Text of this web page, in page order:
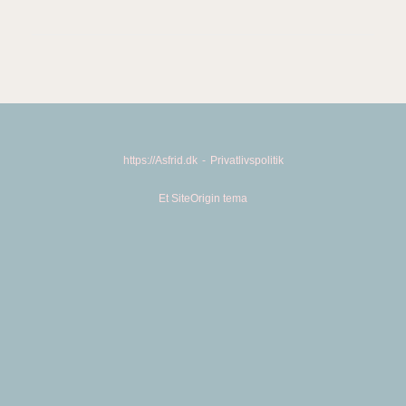
https://Asfrid.dk Privatlivspolitik
Et SiteOrigin tema